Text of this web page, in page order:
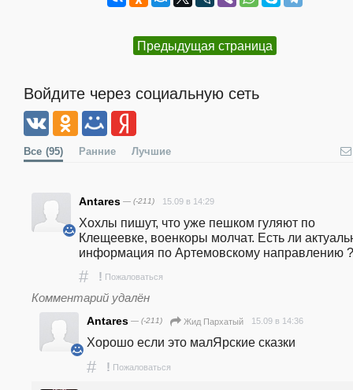
Предыдущая страница
Войдите через социальную сеть
Все (95) Ранние Лучшие
Antares — (-211) 15.09 в 14:29
Хохлы пишут, что уже пешком гуляют по
Клещеевке, военкоры молчат. Есть ли
информация по Артемовскому направлению
# ! Пожаловаться
Комментарий удалён
Antares — (-211) Жид Пархатый 15.09 в 14:36
Хорошо если это малЯрские сказки
# ! Пожаловаться